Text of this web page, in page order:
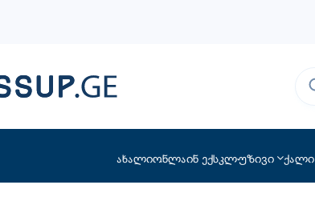
ახალიონლაინ ექსკლუზივი ქალი